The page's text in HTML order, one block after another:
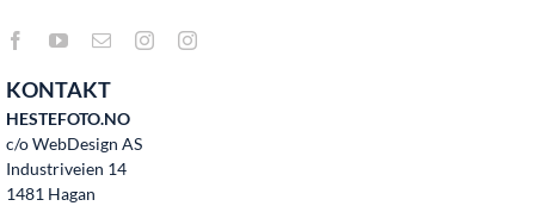
KONTAKT
HESTEFOTO.NO
c/o WebDesign AS
Industriveien 14
1481 Hagan